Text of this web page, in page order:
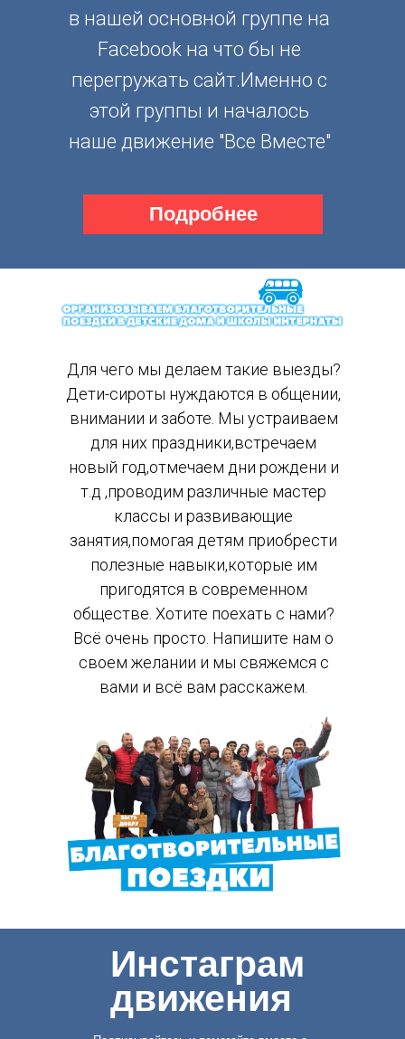
в нашей основной группе на
Facebook на что бы не
перегружать сайт.Именно с
этой группы и началось
наше движение "Все Вместе"
Подробнее
Для чего мы делаем такие выезды?
Дети-сироты нуждаются в общении,
внимании и заботе. Мы устраиваем
для них праздники,встречаем
новый год,отмечаем дни рождени и
т.д ,проводим различные мастер
классы и развивающие
занятия,помогая детям приобрести
полезные навыки,которые им
пригодятся в современном
обществе. Хотите поехать с нами?
Всё очень просто. Напишите нам о
своем желании и мы свяжемся с
вами и всё вам расскажем.
Инстаграм
движения